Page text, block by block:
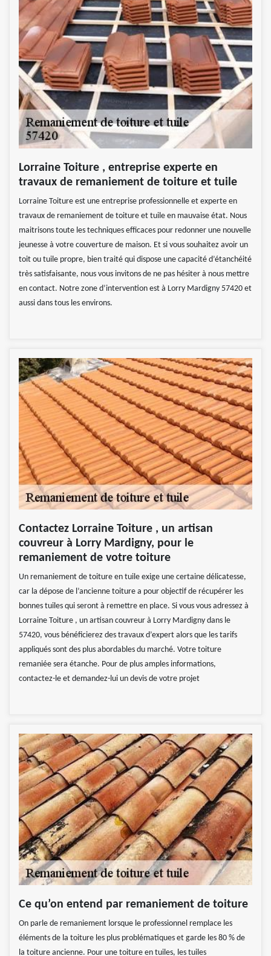
Lorraine Toiture , entreprise experte en
travaux de remaniement de toiture et tuile
Lorraine Toiture est une entreprise professionnelle et experte en
travaux de remaniement de toiture et tuile en mauvaise état. Nous
maitrisons toute les techniques efficaces pour redonner une nouvelle
jeunesse à votre couverture de maison. Et si vous souhaitez avoir un
toit ou tuile propre, bien traité qui dispose une capacité d’étanchéité
très satisfaisante, nous vous invitons de ne pas hésiter à nous mettre
en contact. Notre zone d’intervention est à Lorry Mardigny 57420 et
aussi dans tous les environs.
Contactez Lorraine Toiture , un artisan
couvreur à Lorry Mardigny, pour le
remaniement de votre toiture
Un remaniement de toiture en tuile exige une certaine délicatesse,
car la dépose de l’ancienne toiture a pour objectif de récupérer les
bonnes tuiles qui seront à remettre en place. Si vous vous adressez à
Lorraine Toiture , un artisan couvreur à Lorry Mardigny dans le
57420, vous bénéficierez des travaux d’expert alors que les tarifs
appliqués sont des plus abordables du marché. Votre toiture
remaniée sera étanche. Pour de plus amples informations,
contactez-le et demandez-lui un devis de votre projet
Ce qu’on entend par remaniement de toiture
On parle de remaniement lorsque le professionnel remplace les
éléments de la toiture les plus problématiques et garde les 80 % de
la toiture ancienne. Pour une toiture en tuiles, les tuiles